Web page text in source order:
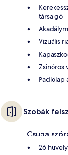
társalgó
Vizuális
Zsinóros
Padlólap
Szobák
Csupa
26